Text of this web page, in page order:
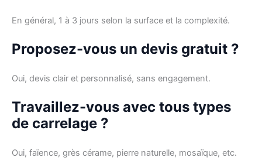
En général, 1 à 3 jours selon la surface et la complexité.
Proposez-vous un devis gratuit ?
Oui, devis clair et personnalisé, sans engagement.
Travaillez-vous avec tous types
de carrelage ?
Oui, faïence, grès cérame, pierre naturelle, mosaïque, etc.